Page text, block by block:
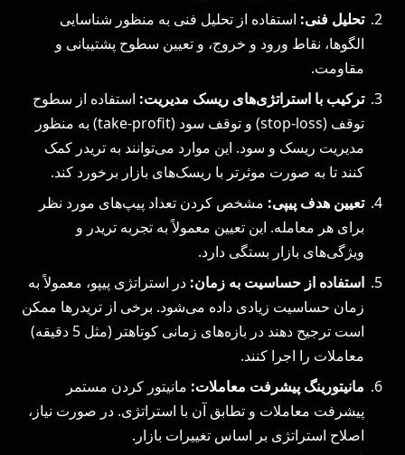
تحلیل فنی: استفاده از تحلیل فنی به منظور شناسایی
الگوها، نقاط ورود و خروج، و تعیین سطوح پشتیبانی و
مقاومت.
ترکیب با استراتژی‌های ریسک مدیریت: استفاده از سطوح
توقف (stop-loss) و توقف سود (take-profit) به منظور
مدیریت ریسک و سود. این موارد می‌توانند به تریدر کمک
کنند تا به صورت موثرتر با ریسک‌های بازار برخورد کند.
تعیین هدف پیپی: مشخص کردن تعداد پیپ‌های مورد نظر
برای هر معامله. این تعیین معمولاً به تجربه تریدر و
ویژگی‌های بازار بستگی دارد.
استفاده از حساسیت به زمان: در استراتژی پیپو، معمولاً به
زمان حساسیت زیادی داده می‌شود. برخی از تریدرها ممکن
است ترجیح دهند در بازه‌های زمانی کوتاهتر (مثل 5 دقیقه)
معاملات را اجرا کنند.
مانیتورینگ پیشرفت معاملات: مانیتور کردن مستمر
پیشرفت معاملات و تطابق آن با استراتژی. در صورت نیاز،
اصلاح استراتژی بر اساس تغییرات بازار.